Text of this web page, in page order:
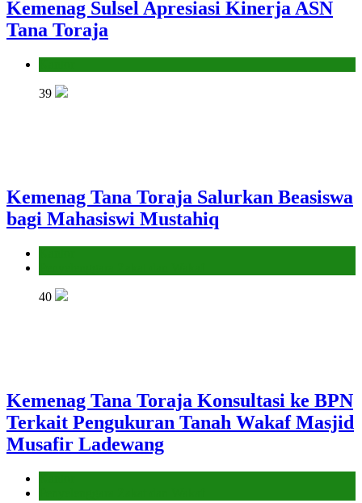
Kemenag Sulsel Apresiasi Kinerja ASN
Tana Toraja
39
Kemenag Tana Toraja Salurkan Beasiswa
bagi Mahasiswi Mustahiq
40
Kemenag Tana Toraja Konsultasi ke BPN
Terkait Pengukuran Tanah Wakaf Masjid
Musafir Ladewang